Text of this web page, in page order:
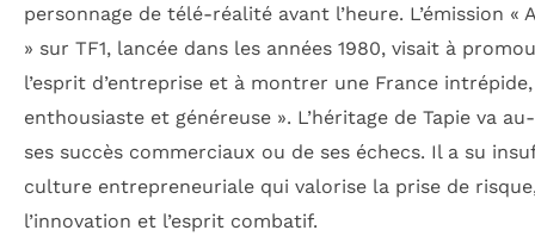
personnage de télé-réalité avant l’heure. L’émission «
» sur TF1, lancée dans les années 1980, visait à
l’esprit d’entreprise et à montrer une France intrépide,
enthousiaste et généreuse ». L’héritage de Tapie va
ses succès commerciaux ou de ses échecs. Il a su
culture entrepreneuriale qui valorise la prise de
l’innovation et l’esprit combatif.